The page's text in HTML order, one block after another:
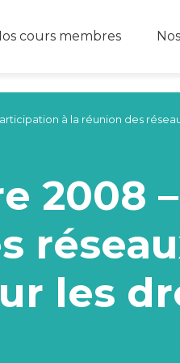
cours membres
à la réunion des
2008
les